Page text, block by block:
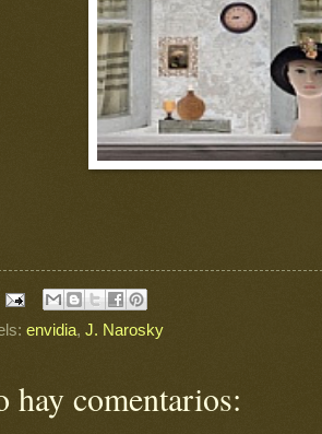
envidia, J. Narosky
hay comentarios: